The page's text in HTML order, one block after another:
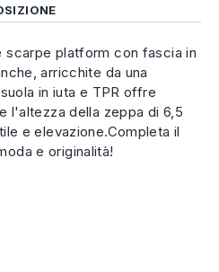
scarpe platform con fascia in
arricchite da una
in iuta e TPR offre
l'altezza della zeppa di 6,5
e elevazione.Completa il
e originalità!